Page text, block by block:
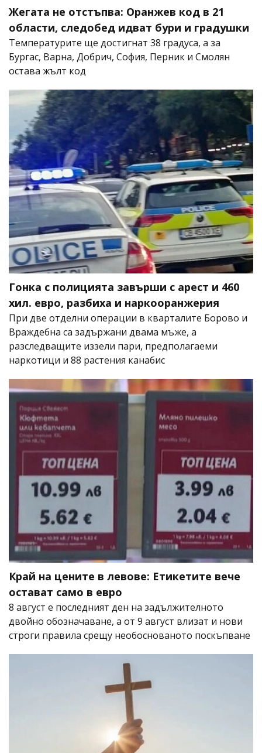
Жегата не отстъпва: Оранжев код в 21
области, следобед идват бури и градушки
Температурите ще достигнат 38 градуса, а за
Бургас, Варна, Добрич, София, Перник и Смолян
остава жълт код
Гонка с полицията завърши с арест и 460
хил. евро, разбиха и наркооранжерия
При две отделни операции в кварталите Борово и
Враждебна са задържани двама мъже, а
разследващите иззели пари, предполагаеми
наркотици и 88 растения канабис
Край на цените в левове: Етикетите вече
остават само в евро
8 август е последният ден на задължителното
двойно обозначаване, а от 9 август влизат и нови
строги правила срещу необоснованото поскъпване